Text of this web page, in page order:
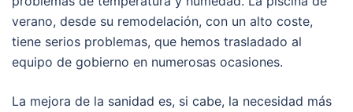
verano, desde su remodelación, con un alto coste,
tiene serios problemas, que hemos trasladado al
equipo de gobierno en numerosas ocasiones.
La mejora de la sanidad es, si cabe, la necesidad más